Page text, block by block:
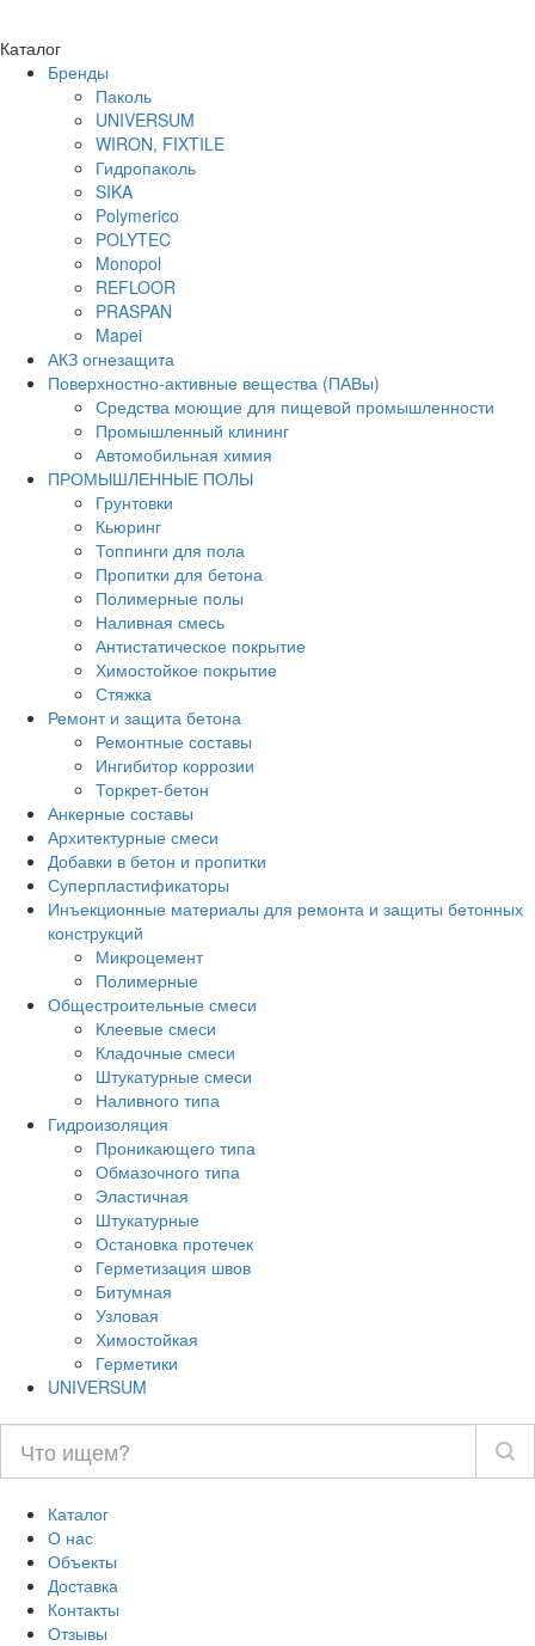
Каталог
Бренды
Паколь
UNIVERSUM
WIRON, FIXTILE
Гидропаколь
SIKA
Polymerico
POLYTEC
Monopol
REFLOOR
PRASPAN
Mapei
АКЗ огнезащита
Поверхностно-активные вещества (ПАВы)
Средства моющие для пищевой промышленности
Промышленный клининг
Автомобильная химия
ПРОМЫШЛЕННЫЕ ПОЛЫ
Грунтовки
Кьюринг
Топпинги для пола
Пропитки для бетона
Полимерные полы
Наливная смесь
Антистатическое покрытие
Химостойкое покрытие
Стяжка
Ремонт и защита бетона
Ремонтные составы
Ингибитор коррозии
Торкрет-бетон
Анкерные составы
Архитектурные смеси
Добавки в бетон и пропитки
Суперпластификаторы
Инъекционные материалы для ремонта и защиты бетонных
конструкций
Микроцемент
Полимерные
Общестроительные смеси
Клеевые смеси
Кладочные смеси
Штукатурные смеси
Наливного типа
Гидроизоляция
Проникающего типа
Обмазочного типа
Эластичная
Штукатурные
Остановка протечек
Герметизация швов
Битумная
Узловая
Химостойкая
Герметики
UNIVERSUM
Каталог
О нас
Объекты
Доставка
Контакты
Отзывы